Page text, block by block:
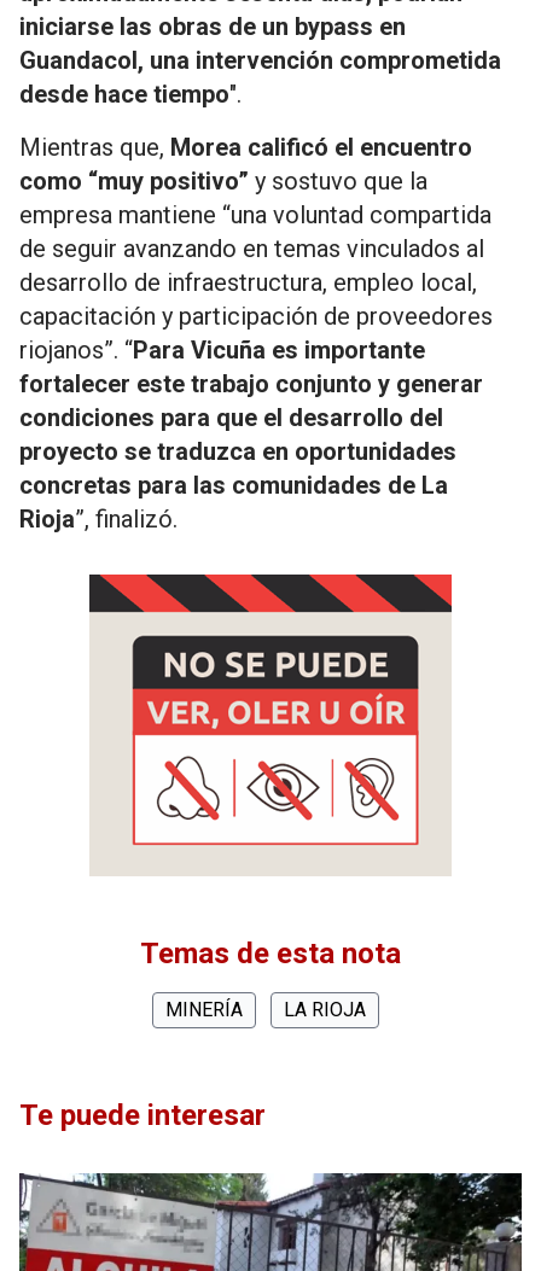
iniciarse las obras de un bypass en
Guandacol, una intervención comprometida
desde hace tiempo".
Mientras que, Morea calificó el encuentro
como “muy positivo” y sostuvo que la
empresa mantiene “una voluntad compartida
de seguir avanzando en temas vinculados al
desarrollo de infraestructura, empleo local,
capacitación y participación de proveedores
riojanos”. “Para Vicuña es importante
fortalecer este trabajo conjunto y generar
condiciones para que el desarrollo del
proyecto se traduzca en oportunidades
concretas para las comunidades de La
Rioja”, finalizó.
Temas de esta nota
MINERÍA LA RIOJA
Te puede interesar